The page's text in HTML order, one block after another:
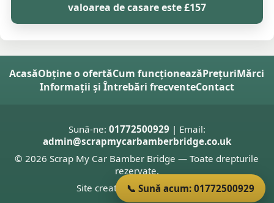
valoarea de casare este £157
AcasăObține o ofertăCum funcționeazăPrețuriMărci
Informații și Întrebări frecventeContact
Sună-ne: 01772500929 | Email:
admin@scrapmycarbamberbridge.co.uk
© 2026 Scrap My Car Bamber Bridge — Toate drepturile
rezervate.
Site creat deDonnie Welsh
📞 Sună acum: 01772500929